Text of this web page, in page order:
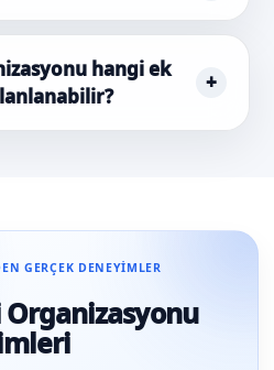
hangi ek
GERÇEK DENEYIMLER